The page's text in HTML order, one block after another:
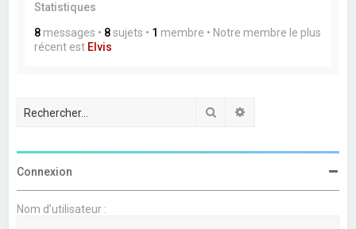
Statistiques
8 messages • 8sujets • 1 membre • Notre membre le plus
récent est Elvis
Rechercher
Connexion
Nom d’utilisateur :